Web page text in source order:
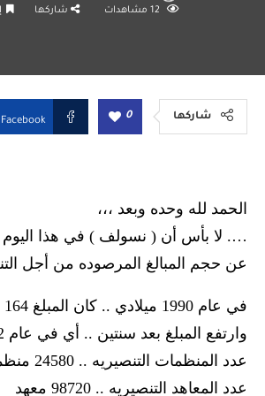
12 مشاهدات شاركها
شاركها 0
Facebook
الحمد لله وحده وبعد ،،،
…. لا بأس أن ( نسولف ) في هذا اليوم
عن حجم المبالغ المرصوده من أجل
في عام 1990 ميلادي .. كان المبلغ 164 مليار دولار ..
وارتفع المبلغ بعد سنتين .. أي في عام 1992 ميلادي إلى 181 مليار دولار …
عدد المنظمات التنصيريه .. 24580 منظمه
عدد المعاهد التنصيريه .. 98720 معهد